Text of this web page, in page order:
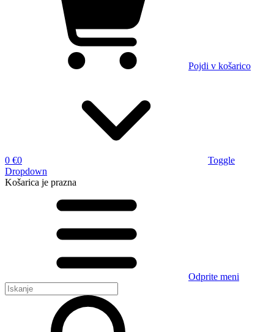
Pojdi v košarico
0 €0
Toggle
Dropdown
Košarica je prazna
Odprite meni